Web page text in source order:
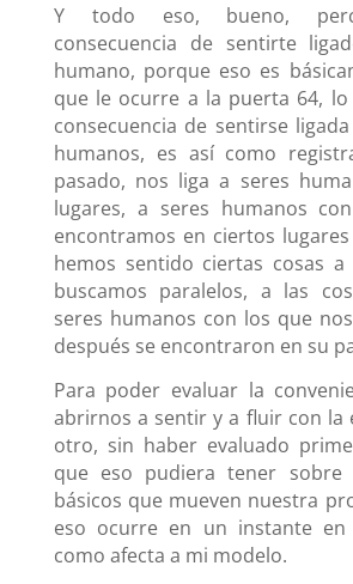
Y todo eso, bueno,
consecuencia de sentirte
humano, porque eso es
que le ocurre a la puerta 64,
consecuencia de sentirse
humanos, es así como
pasado, nos liga a seres
lugares, a seres humanos
encontramos en ciertos
hemos sentido ciertas cosas
buscamos paralelos, a las
seres humanos con los que
después se encontraron en su
Para poder evaluar la
abrirnos a sentir y a fluir con la
otro, sin haber evaluado
que eso pudiera tener sobre
básicos que mueven nuestra
eso ocurre en un instante
como afecta a mi modelo.